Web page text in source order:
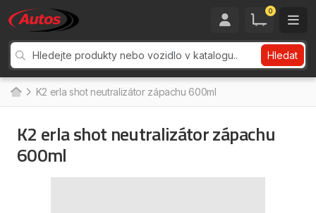
0
Hledat
K2 erla shot neutralizátor zápachu 600ml
K2 erla shot neutralizátor zápachu
600ml